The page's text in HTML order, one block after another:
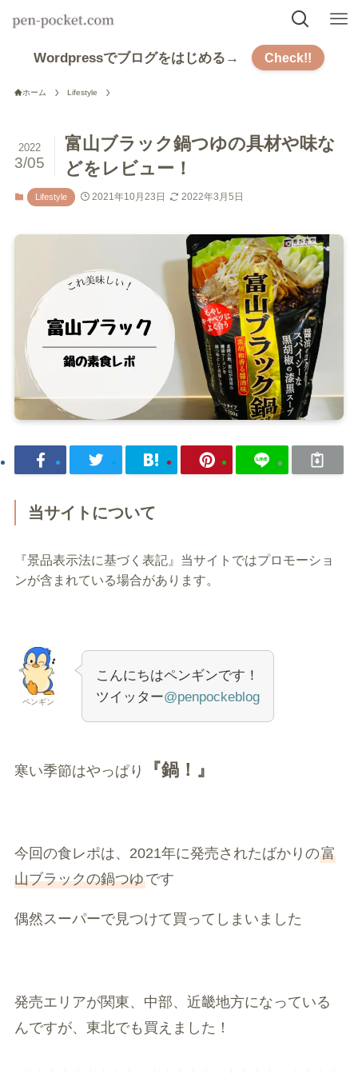
Wordpressでブログをはじめる→ Check!!
ホーム Lifestyle
富山ブラック鍋つゆの具材や味な
どをレビュー！
2022
3/05
Lifestyle 2021年10月23日 2022年3月5日
当サイトについて
『景品表示法に基づく表記』当サイトではプロモーショ
ンが含まれている場合があります。
ペンギン
こんにちはペンギンです！
ツイッター@penpockeblog
寒い季節はやっぱり 『鍋！』
今回の食レポは、2021年に発売されたばかりの富
山ブラックの鍋つゆです
偶然スーパーで見つけて買ってしまいました
発売エリアが関東、中部、近畿地方になっている
んですが、東北でも買えました！